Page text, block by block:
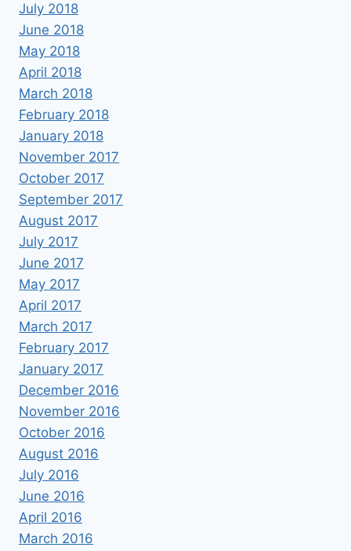
July 2018
June 2018
May 2018
April 2018
March 2018
February 2018
January 2018
November 2017
October 2017
September 2017
August 2017
July 2017
June 2017
May 2017
April 2017
March 2017
February 2017
January 2017
December 2016
November 2016
October 2016
August 2016
July 2016
June 2016
April 2016
March 2016